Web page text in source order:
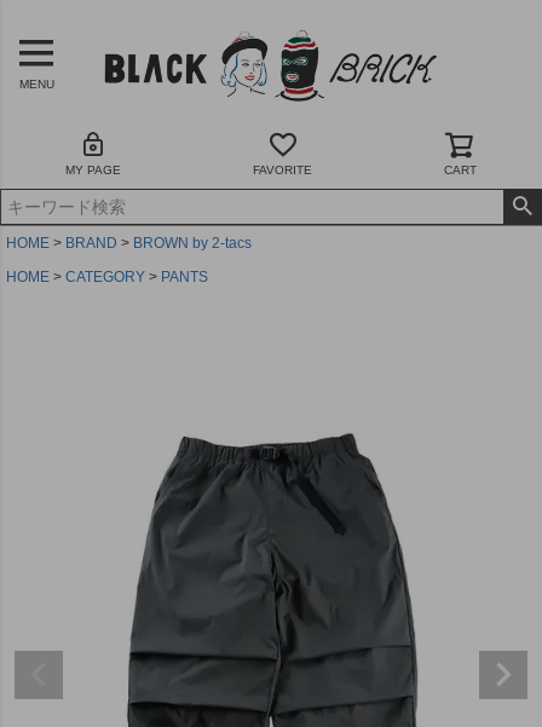
MENU
MY PAGE FAVORITE CART
HOME BRAND
BROWN by 2-tacs
HOME
CATEGORY PANTS